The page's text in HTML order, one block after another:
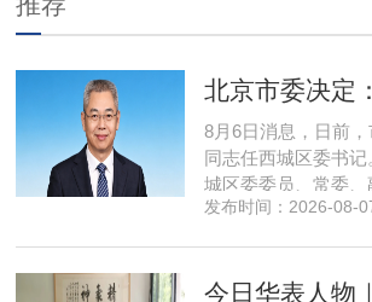
8月6日消息，日前
同志任西城区委书
城区委委员、常委、
月，郅海杰任北京市
记、区长。至此番履
发布时间：2026-08-